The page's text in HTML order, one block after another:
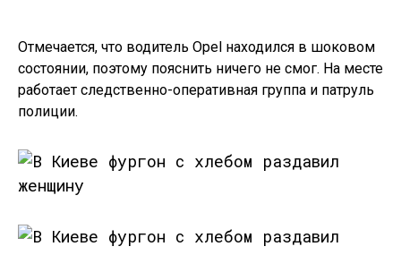
Отмечается, что водитель Opel находился в шоковом
состоянии, поэтому пояснить ничего не смог. На месте
работает следственно-оперативная группа и патруль
полиции.